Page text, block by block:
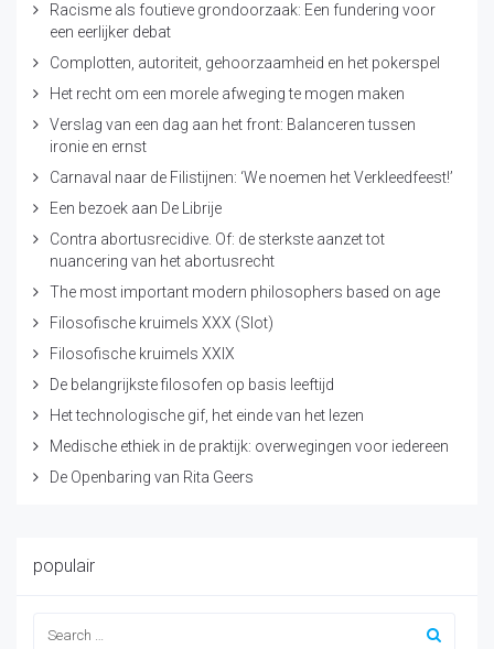
Racisme als foutieve grondoorzaak: Een fundering voor
een eerlijker debat
Complotten, autoriteit, gehoorzaamheid en het pokerspel
Het recht om een morele afweging te mogen maken
Verslag van een dag aan het front: Balanceren tussen
ironie en ernst
Carnaval naar de Filistijnen: ‘We noemen het Verkleedfeest!’
Een bezoek aan De Librije
Contra abortusrecidive. Of: de sterkste aanzet tot
nuancering van het abortusrecht
The most important modern philosophers based on age
Filosofische kruimels XXX (Slot)
Filosofische kruimels XXIX
De belangrijkste filosofen op basis leeftijd
Het technologische gif, het einde van het lezen
Medische ethiek in de praktijk: overwegingen voor iedereen
De Openbaring van Rita Geers
populair